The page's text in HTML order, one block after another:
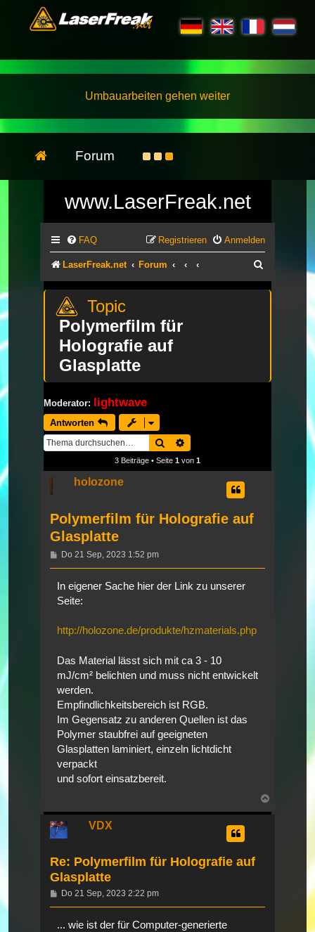
Umbauarbeiten gehen weiter
Forum
www.LaserFreak.net
FAQ Anmelden
Registrieren
LaserFreak.net Forum
Polymerfilm für
Holografie auf
Glasplatte
Moderator: lightwave
Antworten
Suche
3 Beiträge • Seite 1 von 1
holozone
Polymerfilm für Holografie auf
Glasplatte
Beitrag
Do 21 Sep, 2023 1:52 pm
In eigener Sache hier der Link zu unserer
Seite:
http://holozone.de/produkte/hzmaterials.php
Das Material lässt sich mit ca 3 - 10
mJ/cm² belichten und muss nicht entwickelt
werden.
Empfindlichkeitsbereich ist RGB.
Im Gegensatz zu anderen Quellen ist das
Polymer staubfrei auf geeigneten
Glasplatten laminiert, einzeln lichtdicht
verpackt
und sofort einsatzbereit.
VDX
Re: Polymerfilm für Holografie auf
Glasplatte
Beitrag
Do 21 Sep, 2023 2:22 pm
... wie ist der für Computer-generierte